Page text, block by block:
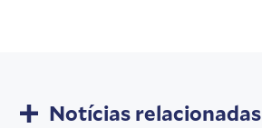
Notícias relacionadas